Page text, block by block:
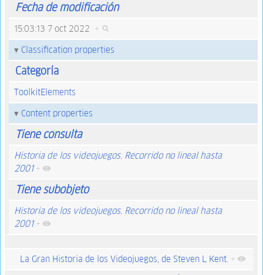
Fecha de modificación
15:03:13 7 oct 2022 +
Classification properties
Categoría
ToolkitElements
Content properties
Tiene consulta
Historia de los videojuegos. Recorrido no lineal hasta
2001 +
Tiene subobjeto
Historia de los videojuegos. Recorrido no lineal hasta
2001 +
La Gran Historia de los Videojuegos, de Steven L Kent. +